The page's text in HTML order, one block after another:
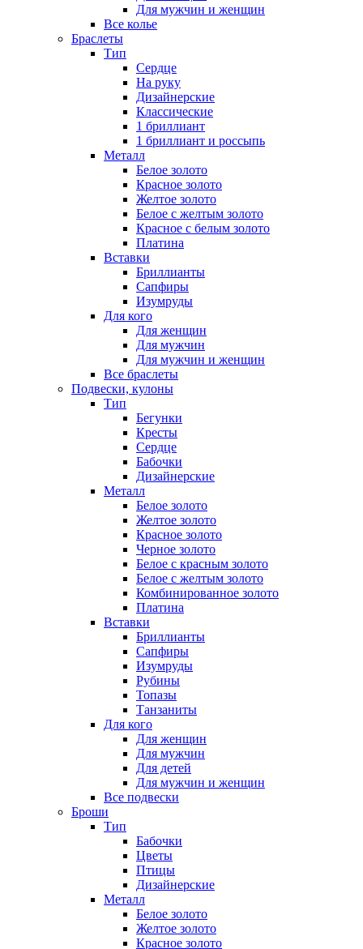
Для мужчин и женщин
Все колье
Браслеты
Тип
Сердце
На руку
Дизайнерские
Классические
1 бриллиант
1 бриллиант и россыпь
Металл
Белое золото
Красное золото
Желтое золото
Белое с желтым золото
Красное с белым золото
Платина
Вставки
Бриллианты
Сапфиры
Изумруды
Для кого
Для женщин
Для мужчин
Для мужчин и женщин
Все браслеты
Подвески, кулоны
Тип
Бегунки
Кресты
Сердце
Бабочки
Дизайнерские
Металл
Белое золото
Желтое золото
Красное золото
Черное золото
Белое с красным золото
Белое с желтым золото
Комбинированное золото
Платина
Вставки
Бриллианты
Сапфиры
Изумруды
Рубины
Топазы
Танзаниты
Для кого
Для женщин
Для мужчин
Для детей
Для мужчин и женщин
Все подвески
Броши
Тип
Бабочки
Цветы
Птицы
Дизайнерские
Металл
Белое золото
Желтое золото
Красное золото